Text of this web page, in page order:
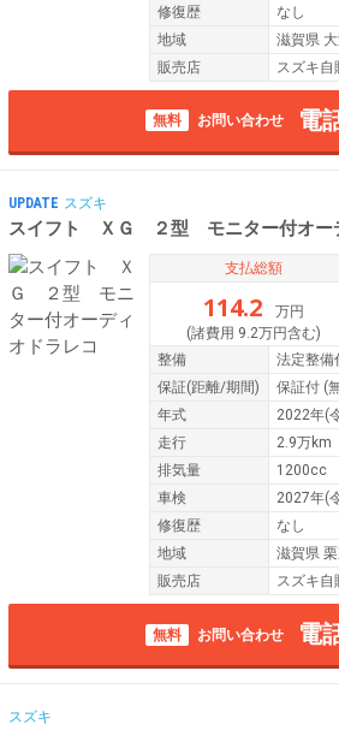
修復歴
なし
地域
滋賀県
販売店
スズキ
無料 お問い合わせ 電
UPDATE スズキ
スイフト ＸＧ ２型 モニター付オー
支払総額
114.2
万円
(諸費用 9.2万円含む)
整備
法定整備
保証(距離/期間) 保証付 (
年式
2022年(
走行
2.9万km
排気量
1200cc
車検
2027年(
修復歴
なし
地域
滋賀県
販売店
スズキ自
無料 お問い合わせ 電
スズキ